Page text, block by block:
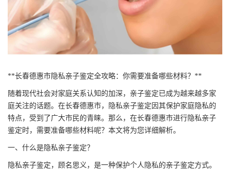
**长春德惠市隐私亲子鉴定全攻略：你需要准备哪些材料？**
随着现代社会对家庭关系认知的加深，亲子鉴定已成为越来越多家
庭关注的话题。在长春德惠市，隐私亲子鉴定因其保护家庭隐私的
特点，受到了广大市民的青睐。那么，在长春德惠市进行隐私亲子
鉴定时，需要准备哪些材料呢？本文将为您详细解析。
一、什么是隐私亲子鉴定？
隐私亲子鉴定，顾名思义，是一种保护个人隐私的亲子鉴定方式。